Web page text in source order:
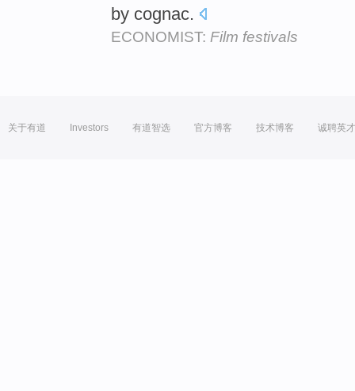
by cognac.
ECONOMIST: Film festivals
关于有道 Investors 有道智选 官方博客 技术博客 诚聘英才